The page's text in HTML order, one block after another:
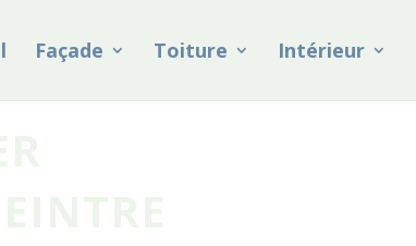
Façade Toiture Intérieur